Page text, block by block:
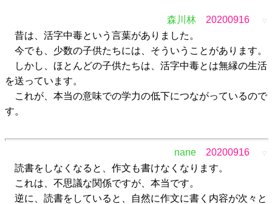
森川林 20200916 ▽
昔は、活字中毒という言葉がありました。
今でも、少数の子供たちには、そういうことがあります。
しかし、ほとんどの子供たちは、活字中毒とは無縁の生活
を送っています。
これが、本当の意味での学力の低下につながっているので
す。
nane 20200916 ▽
読書をしなくなると、作文も書けなくなります。
これは、不思議な関係ですが、本当です。
逆に、読書をしていると、自然に作文に書く内容が次々と